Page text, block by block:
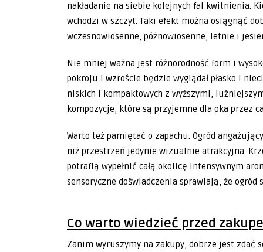
nakładanie na siebie kolejnych fal kwitnienia.
wchodzi w szczyt. Taki efekt można osiągnąć
wczesnowiosenne, późnowiosenne, letnie i
Nie mniej ważna jest różnorodność form i
pokroju i wzroście będzie wyglądał płasko i
niskich i kompaktowych z wyższymi,
kompozycje, które są przyjemne dla oka przez
Warto też pamiętać o zapachu. Ogród
niż przestrzeń jedynie wizualnie atrakcyjna.
potrafią wypełnić całą okolicę intensywnym
sensoryczne doświadczenia sprawiają, że
Co warto wiedzieć przed
Zanim wyruszymy na zakupy, dobrze jest